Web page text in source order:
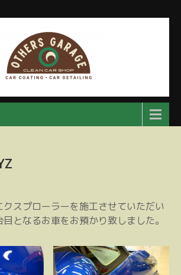
ガレージ
川】カーメンテナンス
スプローラーを施工させていただい
となるお車をお預かり致しました。